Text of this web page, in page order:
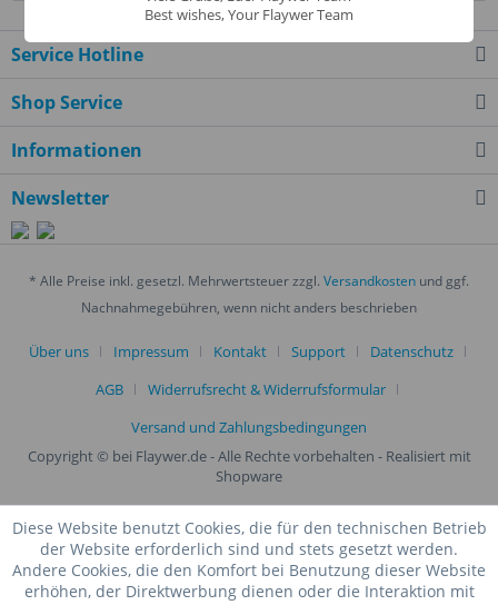
Service Hotline
Shop Service
Informationen
Newsletter
* Alle Preise inkl. gesetzl. Mehrwertsteuer zzgl. Versandkosten und ggf.
Nachnahmegebühren, wenn nicht anders beschrieben
Über uns Impressum Kontakt Support
Datenschutz
AGB
Widerrufsrecht & Widerrufsformular
Versand und Zahlungsbedingungen
Copyright © bei Flaywer.de - Alle Rechte vorbehalten - Realisiert mit
Shopware
Diese Website benutzt Cookies, die für den technischen Betrieb
der Website erforderlich sind und stets gesetzt werden.
Andere Cookies, die den Komfort bei Benutzung dieser Website
erhöhen, der Direktwerbung dienen oder die Interaktion mit
Best wishes, Your Flaywer Team